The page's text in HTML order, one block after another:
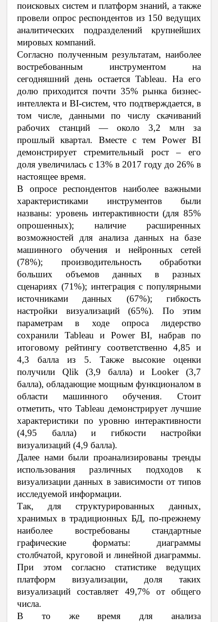
поисковых систем и платформ знаний, а также
провели опрос респондентов из 150 ведущих
аналитических подразделений крупнейших
мировых компаний.
Согласно полученным результатам, наиболее
востребованным инструментом на
сегодняшний день остается Tableau. На его
долю приходится почти 35% рынка бизнес-
интеллекта и BI-систем, что подтверждается, в
том числе, данными по числу скачиваний
рабочих станций — около 3,2 млн за
прошлый квартал. Вместе с тем Power BI
демонстрирует стремительный рост – его
доля увеличилась с 13% в 2017 году до 26% в
настоящее время.
В опросе респондентов наиболее важными
характеристиками инструментов были
названы: уровень интерактивности (для 85%
опрошенных); наличие расширенных
возможностей для анализа данных на базе
машинного обучения и нейронных сетей
(78%); производительность обработки
больших объемов данных в разных
сценариях (71%); интеграция с популярными
источниками данных (67%); гибкость
настройки визуализаций (65%). По этим
параметрам в ходе опроса лидерство
сохранили Tableau и Power BI, набрав по
итоговому рейтингу соответственно 4,85 и
4,3 балла из 5. Также высокие оценки
получили Qlik (3,9 балла) и Looker (3,7
балла), обладающие мощным функционалом в
области машинного обучения. Стоит
отметить, что Tableau демонстрирует лучшие
характеристики по уровню интерактивности
(4,95 балла) и гибкости настройки
визуализаций (4,9 балла).
Далее нами были проанализированы тренды
использования различных подходов к
визуализации данных в зависимости от типов
исследуемой информации.
Так, для структурированных данных,
хранимых в традиционных БД, по-прежнему
наиболее востребованы стандартные
графические форматы: диаграммы
столбчатой, круговой и линейной диаграммы.
При этом согласно статистике ведущих
платформ визуализации, доля таких
визуализаций составляет 49,7% от общего
числа.
В то же время для анализа